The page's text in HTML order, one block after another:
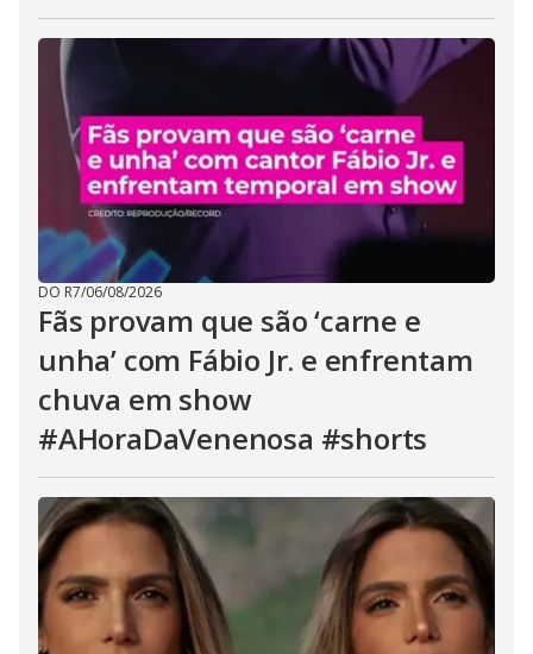
DO R7/06/08/2026
Fãs provam que são ‘carne e
unha’ com Fábio Jr. e enfrentam
chuva em show
#AHoraDaVenenosa #shorts